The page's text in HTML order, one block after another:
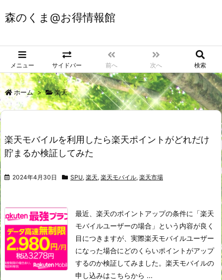
森のくま@お得情報館
メニュー サイドバー 前へ 次へ 検索
ホーム > 楽天
楽天モバイルを利用したら楽天ポイントがどれだけ
貯まるか検証してみた
2024年4月30日 SPU, 楽天, 楽天モバイル, 楽天市場
最近、楽天のポイントアップの条件に「楽天
モバイルユーザーの場合」という内容が良く
目につきますが、実際楽天モバイルユーザー
になった場合にどのくらいポイントがアップ
するのか検証してみました。 楽天モバイルの
申し込みはこちらから ...